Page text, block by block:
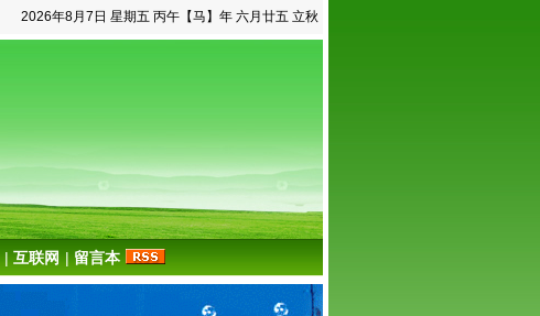
2026年8月7日 星期五 丙午【马】年 六月廿五 立秋
| 互联网 | 留言本